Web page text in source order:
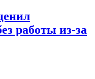
работы из-за